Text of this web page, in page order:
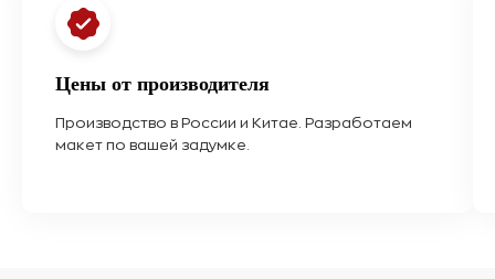
Цены от производителя
Производство в России и Китае. Разработаем
макет по вашей задумке.